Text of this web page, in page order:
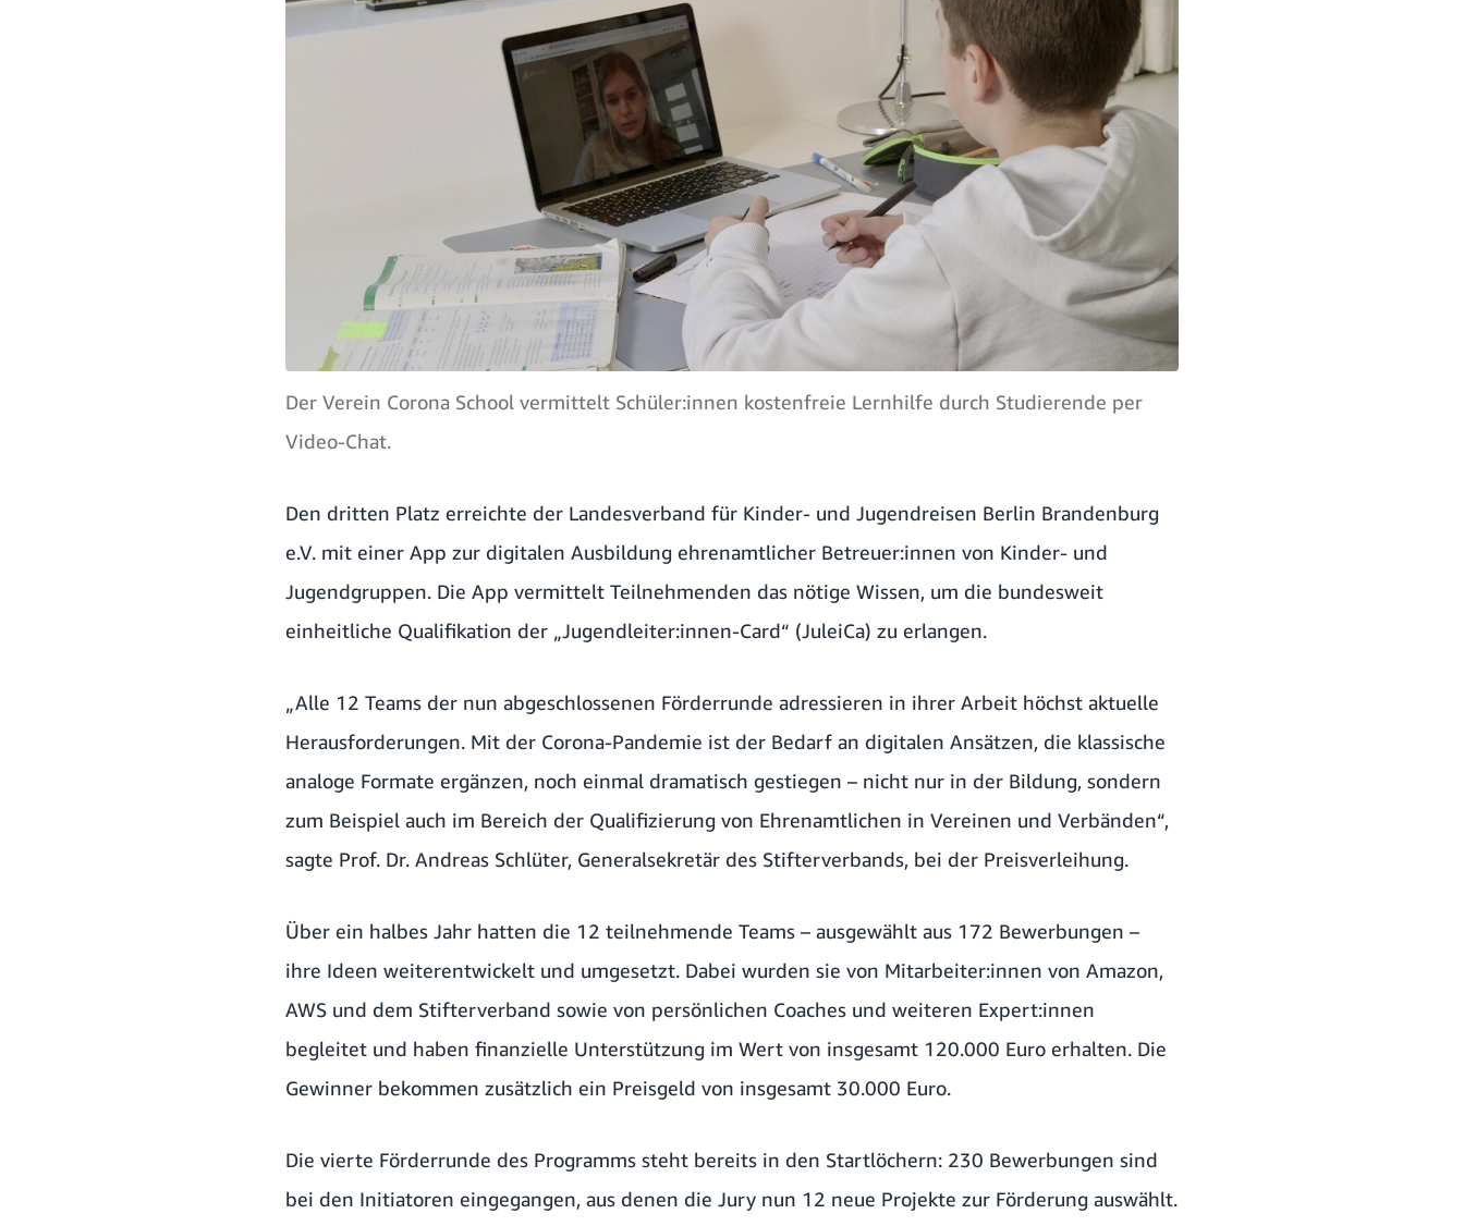
Der Verein Corona School vermittelt Schüler:innen kostenfreie Lernhilfe durch Studierende per
Video-Chat.
Den dritten Platz erreichte der Landesverband für Kinder- und Jugendreisen Berlin Brandenburg
e.V. mit einer App zur digitalen Ausbildung ehrenamtlicher Betreuer:innen von Kinder- und
Jugendgruppen. Die App vermittelt Teilnehmenden das nötige Wissen, um die bundesweit
einheitliche Qualifikation der „Jugendleiter:innen-Card“ (JuleiCa) zu erlangen.
„Alle 12 Teams der nun abgeschlossenen Förderrunde adressieren in ihrer Arbeit höchst aktuelle
Herausforderungen. Mit der Corona-Pandemie ist der Bedarf an digitalen Ansätzen, die klassische
analoge Formate ergänzen, noch einmal dramatisch gestiegen – nicht nur in der Bildung, sondern
zum Beispiel auch im Bereich der Qualifizierung von Ehrenamtlichen in Vereinen und Verbänden“,
sagte Prof. Dr. Andreas Schlüter, Generalsekretär des Stifterverbands, bei der Preisverleihung.
Über ein halbes Jahr hatten die 12 teilnehmende Teams – ausgewählt aus 172 Bewerbungen –
ihre Ideen weiterentwickelt und umgesetzt. Dabei wurden sie von Mitarbeiter:innen von Amazon,
AWS und dem Stifterverband sowie von persönlichen Coaches und weiteren Expert:innen
begleitet und haben finanzielle Unterstützung im Wert von insgesamt 120.000 Euro erhalten. Die
Gewinner bekommen zusätzlich ein Preisgeld von insgesamt 30.000 Euro.
Die vierte Förderrunde des Programms steht bereits in den Startlöchern: 230 Bewerbungen sind
bei den Initiatoren eingegangen, aus denen die Jury nun 12 neue Projekte zur Förderung auswählt.